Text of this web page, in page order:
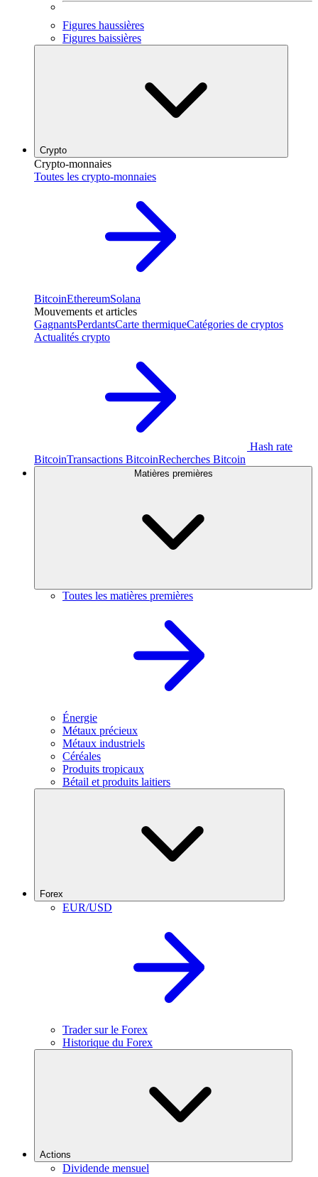
Figures haussières
Figures baissières
Crypto
Crypto-monnaies
Toutes les crypto-monnaies
BitcoinEthereumSolana
Mouvements et articles
GagnantsPerdantsCarte thermiqueCatégories de cryptos
Actualités crypto
Hash rate
BitcoinTransactions BitcoinRecherches Bitcoin
Toutes les matières premières
Énergie
Métaux précieux
Métaux industriels
Céréales
Produits tropicaux
Bétail et produits laitiers
Forex
EUR/USD
Trader sur le Forex
Historique du Forex
Actions
Dividende mensuel